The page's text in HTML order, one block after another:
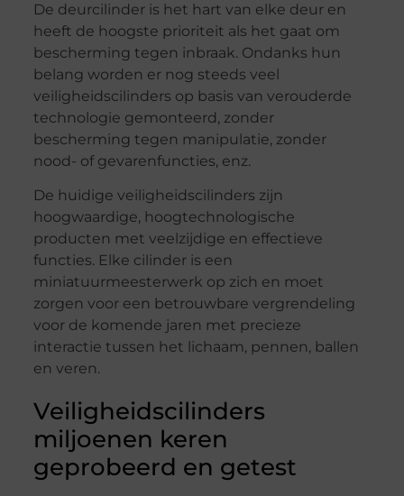
De deurcilinder is het hart van elke deur en
heeft de hoogste prioriteit als het gaat om
bescherming tegen inbraak. Ondanks hun
belang worden er nog steeds veel
veiligheidscilinders op basis van verouderde
technologie gemonteerd, zonder
bescherming tegen manipulatie, zonder
nood- of gevarenfuncties, enz.
De huidige veiligheidscilinders zijn
hoogwaardige, hoogtechnologische
producten met veelzijdige en effectieve
functies. Elke cilinder is een
miniatuurmeesterwerk op zich en moet
zorgen voor een betrouwbare vergrendeling
voor de komende jaren met precieze
interactie tussen het lichaam, pennen, ballen
en veren.
Veiligheidscilinders
miljoenen keren
geprobeerd en getest